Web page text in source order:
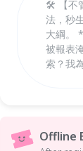
🛠️ 【不
法，秒
大綱。
被報表
索？我
Offline